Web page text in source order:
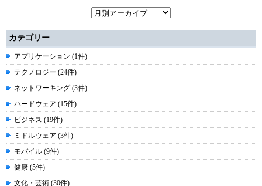
カテゴリー
アプリケーション (1件)
テクノロジー (24件)
ネットワーキング (3件)
ハードウェア (15件)
ビジネス (19件)
ミドルウェア (3件)
モバイル (9件)
健康 (5件)
文化・芸術 (30件)